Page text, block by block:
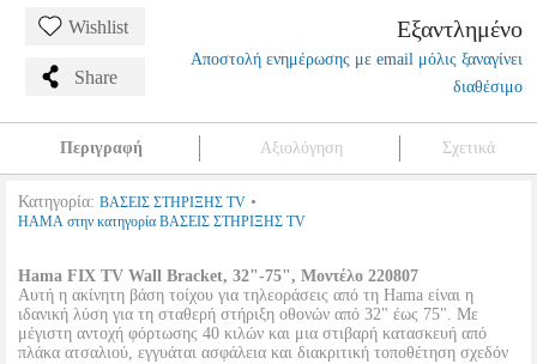
Wishlist
Share
Εξαντλημένο
Αποστολή ενημέρωσης με email μόλις ξαναγίνει
διαθέσιμο
Περιγραφή Αξιολόγηση Σχετικά
Κατηγορία: ΒΑΣΕΙΣ ΣΤΗΡΙΞΗΣ TV •
HAMA στην κατηγορία ΒΑΣΕΙΣ ΣΤΗΡΙΞΗΣ TV
Hama FIX TV Wall Bracket, 32"-75", Μοντέλο 220807
Αυτή η ακίνητη βάση τοίχου για τηλεοράσεις από τη Hama είναι η
ιδανική λύση για τη σταθερή στήριξη οθονών από 32" έως 75". Με
μέγιστη αντοχή φόρτωσης 40 κιλών και μια στιβαρή κατασκευή από
πλάκα ατσαλιού, εγγυάται ασφάλεια και διακριτική τοποθέτηση σχεδόν